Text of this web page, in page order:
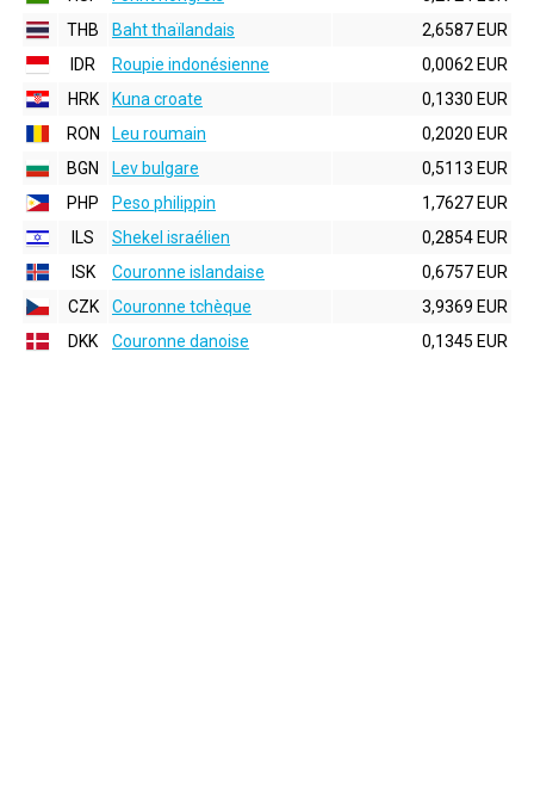
THB
Baht thaïlandais
2,6587 EUR
IDR
Roupie indonésienne
0,0062 EUR
HRK
Kuna croate
0,1330 EUR
RON
Leu roumain
0,2020 EUR
BGN
Lev bulgare
0,5113 EUR
PHP
Peso philippin
1,7627 EUR
ILS
Shekel israélien
0,2854 EUR
ISK
Couronne islandaise
0,6757 EUR
CZK
Couronne tchèque
3,9369 EUR
DKK
Couronne danoise 0,1345 EUR